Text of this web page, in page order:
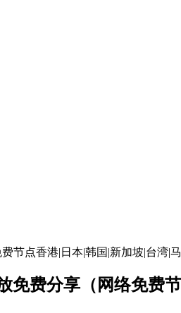
节点香港|日本|韩国|新加坡|台湾|
费分享（网络免费